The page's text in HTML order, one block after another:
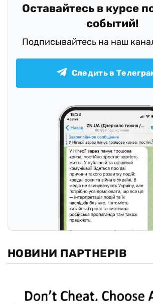
Оставайтесь в курсе
событий!
Подписывайтесь на наш
Следить в